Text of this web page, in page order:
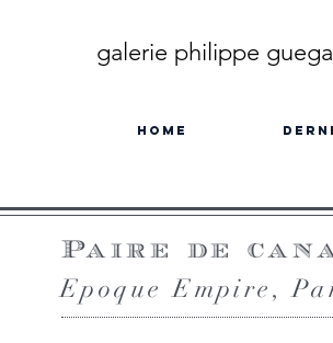
galerie philippe
Home
Paire de
Epoque Empire,